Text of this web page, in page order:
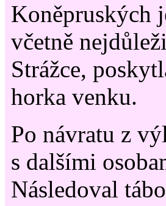
Koněpruských
včetně
Strážce,
horka venku.
Po návratu z
s dalšími
Následoval